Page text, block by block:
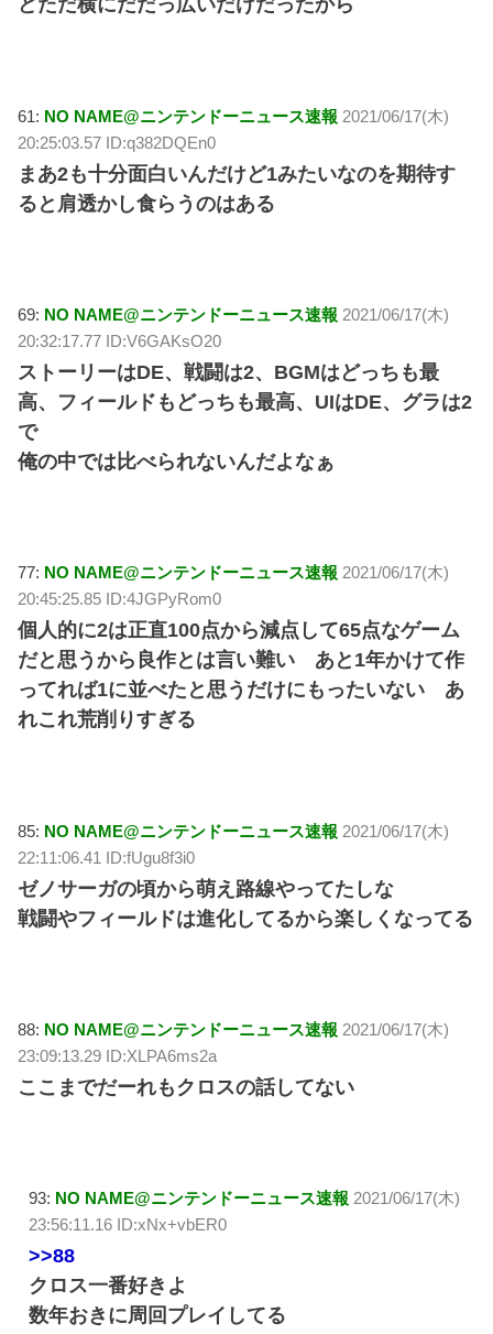
どただ横にだだっ広いだけだったから
61: NO NAME@ニンテンドーニュース速報 2021/06/17(木)
20:25:03.57 ID:q382DQEn0
まあ2も十分面白いんだけど1みたいなのを期待す
ると肩透かし食らうのはある
69: NO NAME@ニンテンドーニュース速報 2021/06/17(木)
20:32:17.77 ID:V6GAKsO20
ストーリーはDE、戦闘は2、BGMはどっちも最
高、フィールドもどっちも最高、UIはDE、グラは2
で
俺の中では比べられないんだよなぁ
77: NO NAME@ニンテンドーニュース速報 2021/06/17(木)
20:45:25.85 ID:4JGPyRom0
個人的に2は正直100点から減点して65点なゲーム
だと思うから良作とは言い難い あと1年かけて作
ってれば1に並べたと思うだけにもったいない あ
れこれ荒削りすぎる
85: NO NAME@ニンテンドーニュース速報 2021/06/17(木)
22:11:06.41 ID:fUgu8f3i0
ゼノサーガの頃から萌え路線やってたしな
戦闘やフィールドは進化してるから楽しくなってる
88: NO NAME@ニンテンドーニュース速報 2021/06/17(木)
23:09:13.29 ID:XLPA6ms2a
ここまでだーれもクロスの話してない
93: NO NAME@ニンテンドーニュース速報 2021/06/17(木)
23:56:11.16 ID:xNx+vbER0
>>88
クロス一番好きよ
数年おきに周回プレイしてる